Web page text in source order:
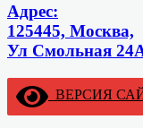
Адрес:
125445, Москва,
Ул Смольная
ВЕРСИЯ